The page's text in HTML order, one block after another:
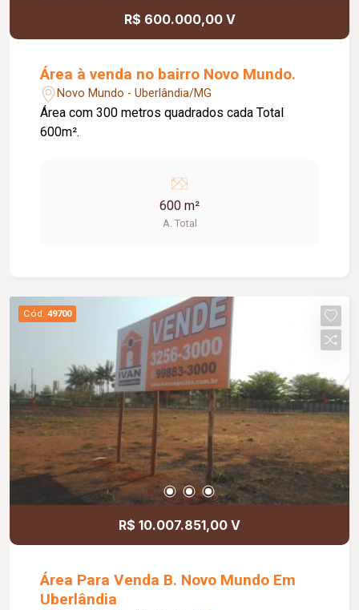
R$ 600.000,00 V
Área à venda no bairro Novo Mundo.
Novo Mundo - Uberlândia/MG
Área com 300 metros quadrados cada Total
600m².
600 m²
A. Total
Cód. 49700
R$ 10.007.851,00 V
Área Para Venda B. Novo Mundo Em
Uberlândia